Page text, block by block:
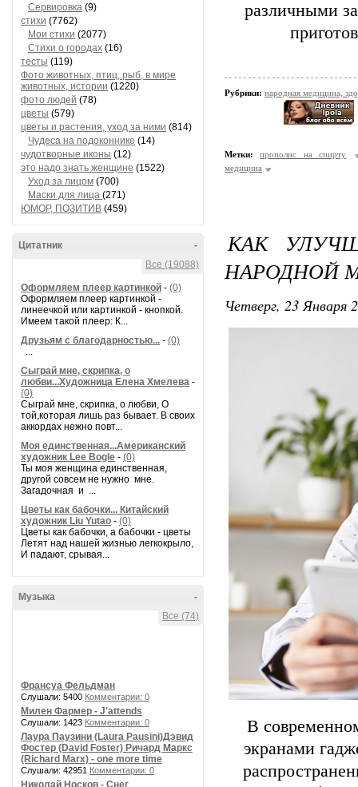
Сервировка (9)
стихи (7762)
Мои стихи (2077)
Стихи о городах (16)
тесты (119)
Фото животных, птиц, рыб, в мире
животных, истории (1220)
фото людей (78)
цветы (579)
цветы и растения, уход за ними (814)
Чудеса на подоконнике (14)
чудотворные иконы (12)
это надо знать женщине (1522)
Уход за лицом (700)
Маски для лица (271)
ЮМОР, ПОЗИТИВ (459)
-
Цитатник
Все (19088)
Оформляем плеер картинкой - (0)
Оформляем плеер картинкой -
линеечкой или картинкой - кнопкой.
Имеем такой плеер: К...
Друзьям с благодарностью... - (0)
...
Сыграй мне, скрипка, о
любви...Художница Елена Хмелева -
(0)
Сыграй мне, скрипка, о любви, О
той,которая лишь раз бывает. В своих
аккордах нежно повт...
Моя единственная...Американский
художник Lee Bogle - (0)
Ты моя женщина единственная,
другой совсем не нужно мне.
Загадочная и ...
Цветы как бабочки... Китайский
художник Liu Yutao - (0)
Цветы как бабочки, а бабочки - цветы
Летят над нашей жизнью легкокрыло,
И падают, срывая...
-
Музыка
Все (74)
Франсуа Фельдман
Слушали: 5400 Комментарии: 0
Милен Фармер - J'attends
Слушали: 1423 Комментарии: 0
Лаура Паузини (Laura Pausini)Дэвид
Фостер (David Foster) Ричард Маркс
(Richard Marx) - one more time
Слушали: 42951 Комментарии: 0
Николай Носков - Снег
различными
Рубрики: народная медицина,
Метки:
прополис на спирту
медицина
КАК
НАРОДНОЙ
Четверг, 23 Января
В
экранами